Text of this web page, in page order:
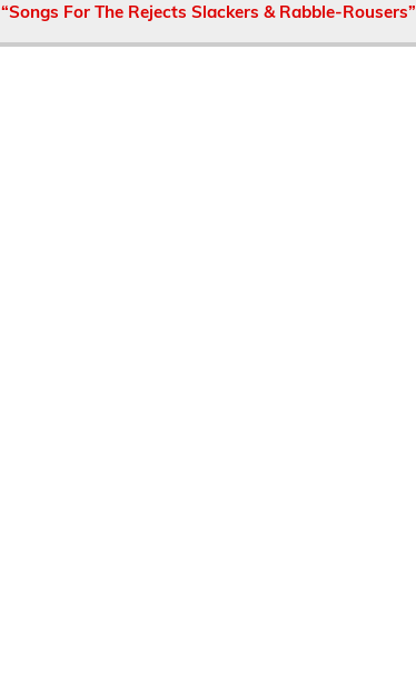
“Songs For The Rejects Slackers & Rabble​-​Rousers”